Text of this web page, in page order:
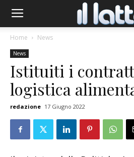
Home News
News
Istituiti i
logistica
redazione 17 Giugno 2022